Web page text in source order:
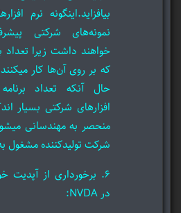
بیافزاید.اینگونه نرم
نمونه‌های شرکتی
خواهند داشت زیرا تعداد
که بر روی آن‌ها کار
حال آنکه تعداد
افزارهای شرکتی بسیار
منحصر به مهندسانی
شرکت تولیدکننده مشغول
6. برخورداری از آپدیت
در NVDA: